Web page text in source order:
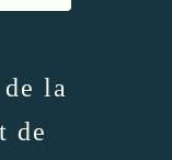
la
de